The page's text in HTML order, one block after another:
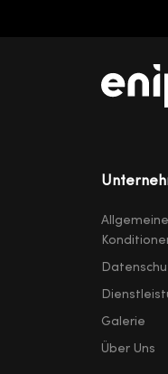
Galerie
Über Uns